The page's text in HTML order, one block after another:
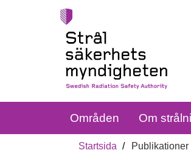
Områden Om
Startsida Publikationer